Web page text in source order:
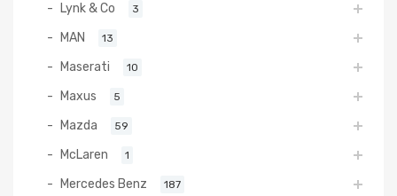
Lynk & Co 3
MAN 13
Maserati 10
Maxus 5
Mazda 59
McLaren 1
Mercedes Benz 187